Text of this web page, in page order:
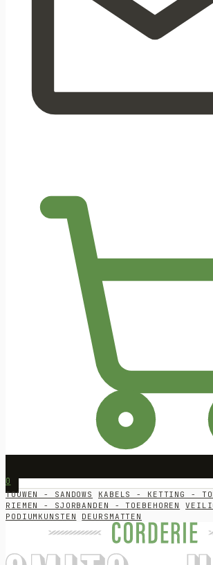
0
TOUWEN - SANDOWS KABELS - KETTING -
RIEMEN - SJORBANDEN - TOEBEHOREN
PODIUMKUNSTEN
DEURSMATTEN